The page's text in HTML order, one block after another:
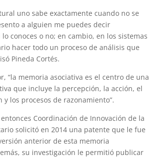
uno sabe exactamente cuando no se
a alguien me puedes decir
conoces o no; en cambio, en los sistemas
hacer todo un proceso de análisis que
Pineda Cortés.
“la memoria asociativa es el centro de una
que incluye la percepción, la acción, el
y los procesos de razonamiento”.
Coordinación de Innovación de la
solicitó en 2014 una patente que le fue
anterior de esta memoria
su investigación le permitió publicar